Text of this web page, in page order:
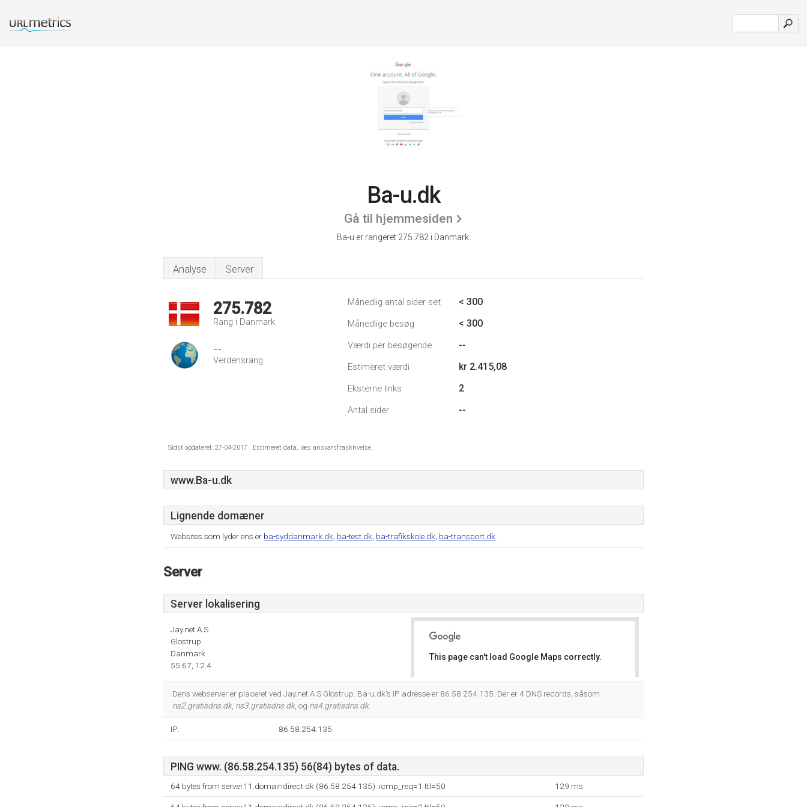
Ba-u.dk
Gå til hjemmesiden
Ba-u er rangeret 275.782 i Danmark.
Analyse Server
275.782
Rang i Danmark
--
Verdensrang
Månedlig antal sider set < 300
Månedlige besøg < 300
Værdi per besøgende --
Estimeret værdi kr 2.415,08
Eksterne links 2
Antal sider --
Sidst opdateret: 27-04-2017 . Estimeret data, læs ansvarsfraskrivelse.
www.Ba-u.dk
Lignende domæner
Websites som lyder ens er ba-syddanmark.dk ba-test.dk ba-trafikskole.dk ba-transport.dk
Server
Server lokalisering
Jay.net A S
Glostrup
Danmark
55.67, 12.4
This page can't load Google Maps correctly.
Dens webserver er placeret ved Jay.net A S Glostrup. Ba-u.dk's IP adresse er 86.58.254.135. Der er 4 DNS records, såsom
ns2.gratisdns.dk, ns3.gratisdns.dk, og ns4.gratisdns.dk.
IP: 86.58.254.135
PING www. (86.58.254.135) 56(84) bytes of data.
64 bytes from server11.domaindirect.dk (86.58.254.135): icmp_req=1 ttl=50 129 ms